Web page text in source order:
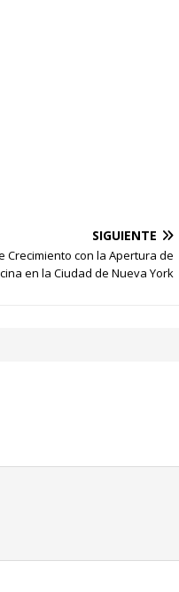
SIGUIENTE
Crecimiento con la Apertura de
en la Ciudad de Nueva York